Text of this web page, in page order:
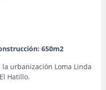
650m2
urbanización Loma Linda
Hatillo.